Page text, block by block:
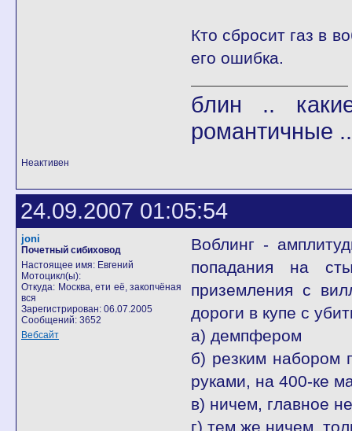
Кто сбросит газ в
его ошибка.
блин ..
романтичные
Неактивен
24.09.2007 01:05:54
joni
Почетный сибиховод
Настоящее имя: Евгений
Мотоцикл(ы):
Откуда: Москва, ети её, закопчёная
вся
Зарегистрирован: 06.07.2005
Сообщений: 3652
Вебсайт
Воблинг -
попадания на
приземления с
дороги в купе с
а) демпфером
б) резким набором
руками, на 400-ке
в) ничем, главное
г) тем же ничем,